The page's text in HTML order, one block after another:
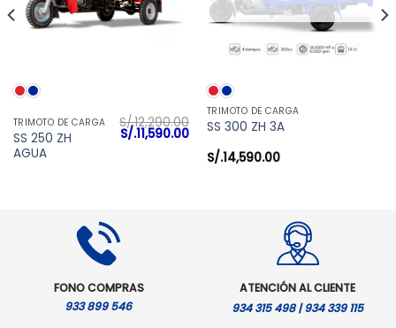
TRIMOTO DE CARGA
SS 250 ZH
AGUA
S/.12,290.00
El
precio
S/.11,590.00El
precio
actual
TRIMOTO DE CARGA
SS 300 ZH 3A
S/.14,590.00
FONO COMPRAS
933 899 546
ATENCIÓN AL CLIENTE
934 315 498 | 934 339 115